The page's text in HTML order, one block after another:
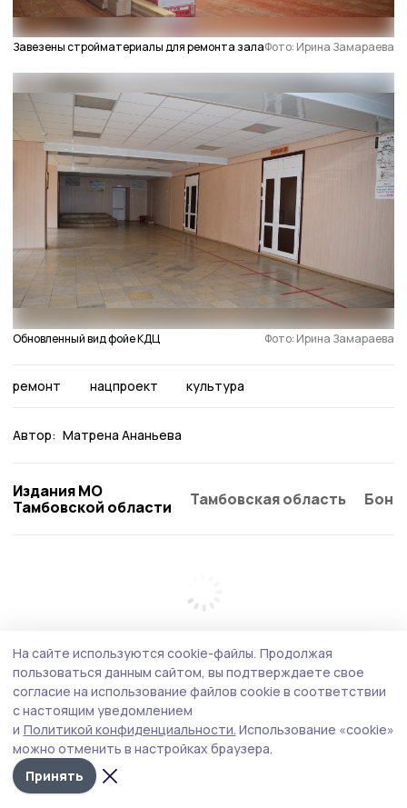
Завезены стройматериалы для ремонта залаФото: Ирина Замараева
Обновленный вид фойе КДЦ Фото: Ирина Замараева
ремонт нацпроект культура
Автор: Матрена Ананьева
Издания МО
Тамбовской области
Тамбовская область
На сайте используются cookie-файлы. Продолжая
пользоваться данным сайтом, вы подтверждаете свое
согласие на использование файлов cookie в соответствии
с настоящим уведомлением
и Политикой конфиденциальности. Использование «cookie»
можно отменить в настройках браузера.
Принять